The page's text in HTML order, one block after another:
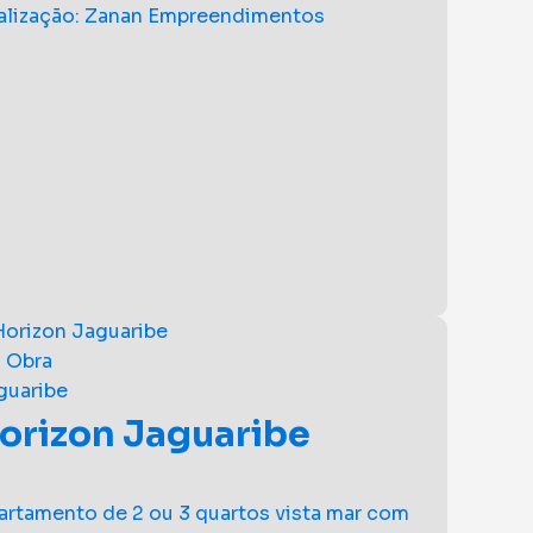
Zanan Empreendimentos
Obra
Jaguaribe
de 2 ou 3 quartos vista mar com